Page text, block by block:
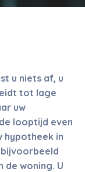
u niets af, u
tot lage
uw
looptijd even
hypotheek in
woning. U